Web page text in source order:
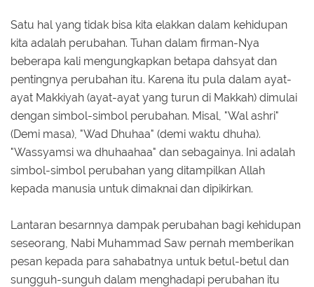
Satu hal yang tidak bisa kita elakkan dalam kehidupan
kita adalah perubahan. Tuhan dalam firman-Nya
beberapa kali mengungkapkan betapa dahsyat dan
pentingnya perubahan itu. Karena itu pula dalam ayat-
ayat Makkiyah (ayat-ayat yang turun di Makkah) dimulai
dengan simbol-simbol perubahan. Misal, "Wal ashri"
(Demi masa), "Wad Dhuhaa" (demi waktu dhuha).
"Wassyamsi wa dhuhaahaa" dan sebagainya. Ini adalah
simbol-simbol perubahan yang ditampilkan Allah
kepada manusia untuk dimaknai dan dipikirkan.
Lantaran besarnnya dampak perubahan bagi kehidupan
seseorang, Nabi Muhammad Saw pernah memberikan
pesan kepada para sahabatnya untuk betul-betul dan
sungguh-sunguh dalam menghadapi perubahan itu